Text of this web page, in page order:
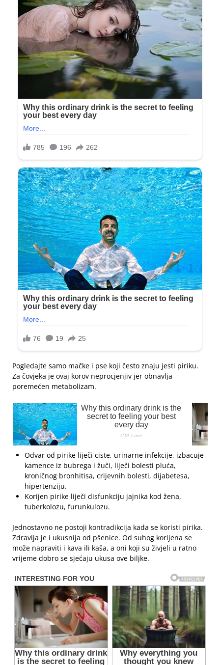
Pogledajte samo mačke i pse koji često znaju jesti piriku.
Za čovjeka je ovaj korov neprocjenjiv jer obnavlja
poremećen metabolizam.
Odvar od pirike liječi ciste, urinarne infekcije, izbacuje
kamence iz bubrega i žuči, liječi bolesti pluća,
kroničnog bronhitisa, crijevnih bolesti, dijabetesa,
hipertenziju.
Korijen pirike liječi disfunkciju jajnika kod žena,
tuberkolozu, furunkulozu.
Jednostavno ne postoji kontradikcija kada se koristi pirika.
Zdravija je i ukusnija od pšenice. Od suhog korijena se
može napraviti i kava ili kaša, a oni koji su živjeli u ratno
vrijeme dobro se sjećaju ukusa ove biljke.